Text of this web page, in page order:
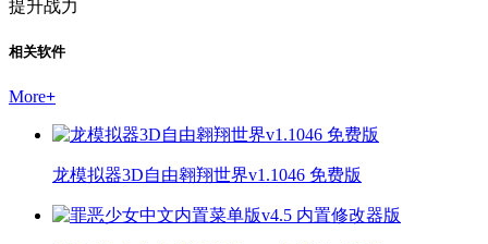
提升战力
相关软件
More+
龙模拟器3D自由翱翔世界v1.1046 免费版